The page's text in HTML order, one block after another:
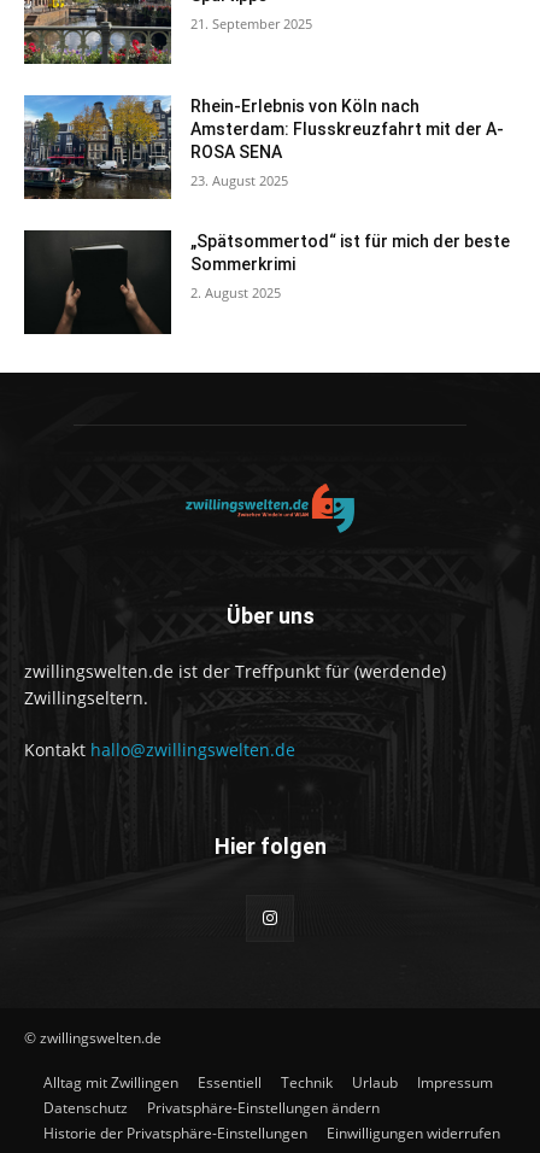
21. September 2025
Rhein-Erlebnis von Köln nach
Amsterdam: Flusskreuzfahrt mit der A-
ROSA SENA
23. August 2025
„Spätsommertod“ ist für mich der beste
Sommerkrimi
2. August 2025
Über uns
zwillingswelten.de ist der Treffpunkt für (werdende)
Zwillingseltern.
Kontakt hallo@zwillingswelten.de
Hier folgen
© zwillingswelten.de
Alltag mit Zwillingen Essentiell Technik Urlaub
Impressum
Datenschutz
Privatsphäre-Einstellungen ändern
Historie der Privatsphäre-Einstellungen
Einwilligungen widerrufen